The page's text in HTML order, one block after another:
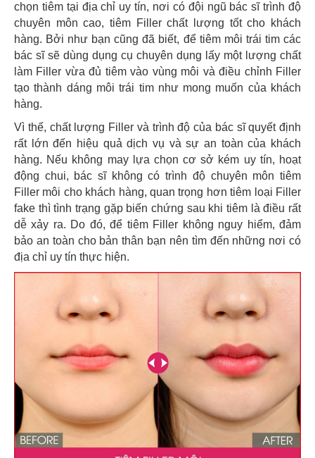
chọn tiêm tại địa chỉ uy tín, nơi có đội ngũ bác sĩ trình độ
chuyên môn cao, tiêm Filler chất lượng tốt cho khách
hàng. Bởi như bạn cũng đã biết, để tiêm môi trái tim các
bác sĩ sẽ dùng dụng cụ chuyên dụng lấy một lượng chất
làm Filler vừa đủ tiêm vào vùng môi và điều chỉnh Filler
tạo thành dáng môi trái tim như mong muốn của khách
hàng.
Vì thế, chất lượng Filler và trình độ của bác sĩ quyết định
rất lớn đến hiệu quả dịch vụ và sự an toàn của khách
hàng. Nếu không may lựa chọn cơ sở kém uy tín, hoạt
động chui, bác sĩ không có trình độ chuyên môn tiêm
Filler môi cho khách hàng, quan trọng hơn tiêm loại Filler
fake thì tình trạng gặp biến chứng sau khi tiêm là điều rất
dễ xảy ra. Do đó, để tiêm Filler không nguy hiểm, đảm
bảo an toàn cho bản thân bạn nên tìm đến những nơi có
địa chỉ uy tín thực hiện.